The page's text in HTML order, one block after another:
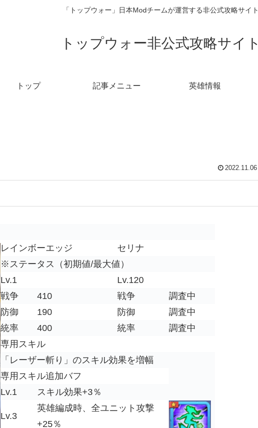
「トップウォー」日本Modチームが運営する非公式攻略サイト
トップウォー非公式攻略サイト
トップ 記事メニュー 英雄情報
2022.11.06
レインボーエッジ
セリナ
※ステータス（初期値/最大値）
Lv.1
Lv.120
戦争
410 戦争
調査中
防御
190 防御
調査中
統率
400 統率
調査中
専用スキル
「レーザー斬り」のスキル効果を増幅
専用スキル追加バフ
Lv.1
スキル効果+3％
Lv.3
英雄編成時、全ユニット攻撃
+25％